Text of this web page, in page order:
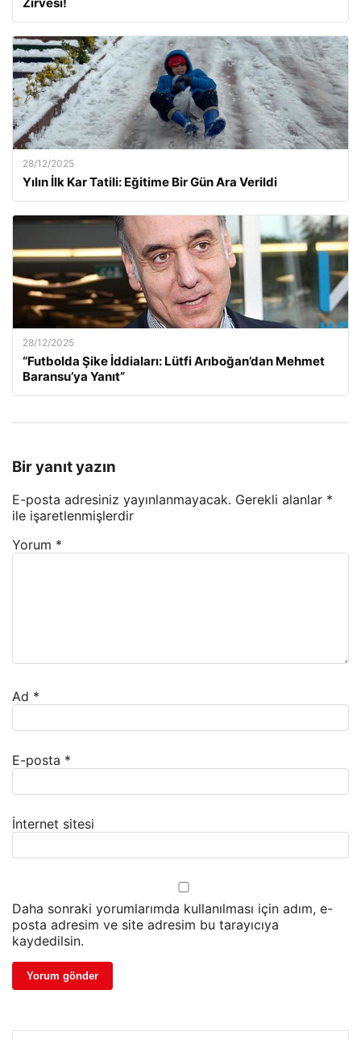
28/12/2025
Yılın İlk Kar Tatili: Eğitime Bir Gün Ara Verildi
28/12/2025
“Futbolda Şike İddiaları: Lütfi Arıboğan’dan Mehmet
Baransu’ya Yanıt”
Bir yanıt yazın
E-posta adresiniz yayınlanmayacak. Gerekli alanlar *
ile işaretlenmişlerdir
Yorum *
Ad *
E-posta *
İnternet sitesi
Daha sonraki yorumlarımda kullanılması için adım, e-
posta adresim ve site adresim bu tarayıcıya
kaydedilsin.